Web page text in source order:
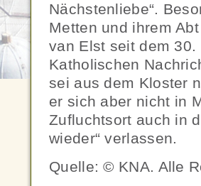
Nächstenliebe“.
Metten und ihrem
van Elst seit dem
Katholischen
sei aus dem Kloster
er sich aber nicht in
Zufluchtsort auch in
wieder“ verlassen.
Quelle: © KNA. Alle